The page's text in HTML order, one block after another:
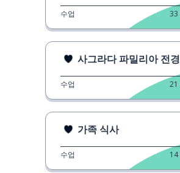
수업 33
사그라다 파밀리아 전경
수업 21
가족 식사
수업 14